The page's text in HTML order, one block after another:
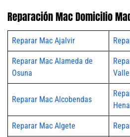
Reparación Mac Domicilio
Reparar Mac Ajalvir
Reparar Mac Alameda de
Osuna
Valle
Reparar Mac Alcobendas
Reparar Mac Algete